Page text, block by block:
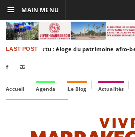
LAST POST
Timbuktu : éloge du patrimoine afro-
 
Accueil Agenda Le Blog Actualités
☰ MAIN MENU